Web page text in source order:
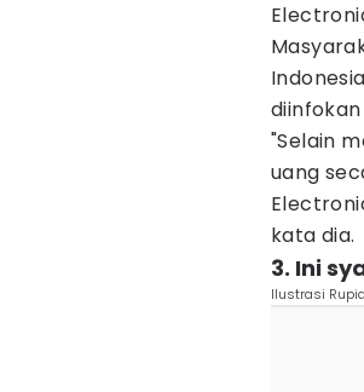
diinfokan
"Selain
uang
kata dia.
3. Ini
Ilustrasi